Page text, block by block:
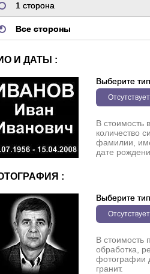
1 сторона
Все стороны
И ДАТЫ :
Выберите тип
Отсутствует
В стоимость
количество
фамилии,
дате
:
Выберите тип
Отсутствует
В стоимость
обработка,
фотографии
гранит.